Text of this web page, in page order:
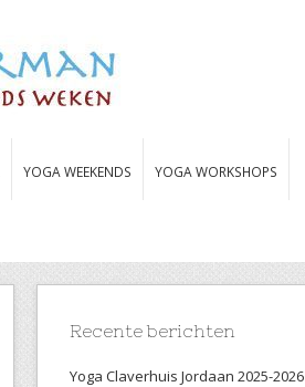
YOGA WEEKENDS YOGA WORKSHOPS
Recente berichten
Yoga Claverhuis Jordaan 2025-2026